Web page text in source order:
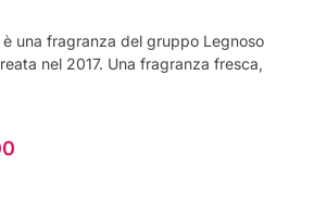
è una fragranza del gruppo Legnoso
nel 2017. Una fragranza fresca,